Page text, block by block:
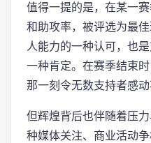
值得一提的是，在某一
和助攻率，被评选为最
人能力的一种认可，也
一种肯定。在赛季结束
那一刻令无数支持者感动
但辉煌背后也伴随着压
种媒体关注、商业活动